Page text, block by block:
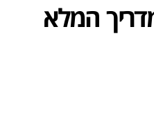
המלא